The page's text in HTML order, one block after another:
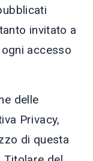
invitato a
accesso
delle
Privacy,
di questa